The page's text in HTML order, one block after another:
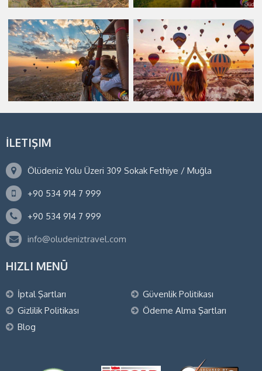
İLETIŞIM
Ölüdeniz Yolu Üzeri 309 Sokak Fethiye / Muğla
+90 534 914 7 999
+90 534 914 7 999
info@oludeniztravel.com
HIZLI MENÜ
İptal Şartları
Güvenlik Politikası
Gizlilik Politikası
Ödeme Alma Şartları
Blog